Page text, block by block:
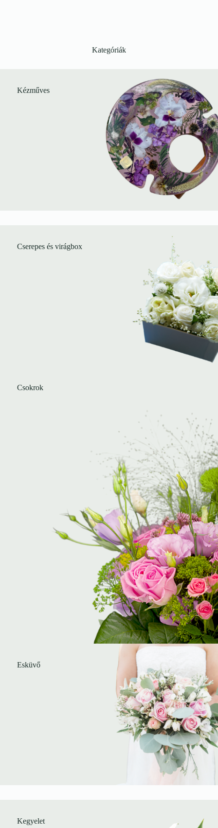
Kategóriák
Kézműves
Cserepes és virágbox
Csokrok
Esküvő
Kegyelet